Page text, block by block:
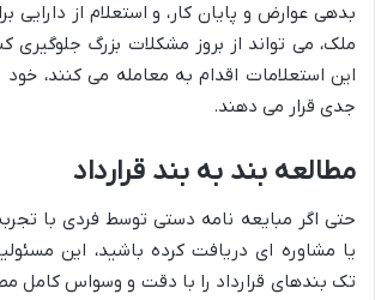
بدهی عوارض و پایان کار، و استعلام از دارایی
ملک، می تواند از بروز مشکلات بزرگ جلوگیری
این استعلامات اقدام به معامله می کنند،
جدی قرار می دهند.
مطالعه بند به بند قرارداد
حتی اگر مبایعه نامه دستی توسط فردی با
یا مشاوره ای دریافت کرده باشید، این
تک بندهای قرارداد را با دقت و وسواس کامل